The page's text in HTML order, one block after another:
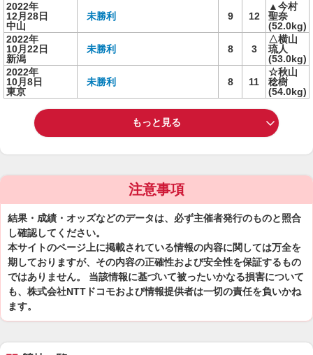
2022年
12月28日
中山
未勝利 9 12
▲今村
聖奈
(52.0kg)
2022年
10月22日
新潟
未勝利 8 3
△横山
琉人
(53.0kg)
2022年
10月8日
東京
未勝利 8 11
☆秋山
稔樹
(54.0kg)
もっと見る
注意事項
結果・成績・オッズなどのデータは、必ず主催者発行のものと照合
し確認してください。
本サイトのページ上に掲載されている情報の内容に関しては万全を
期しておりますが、その内容の正確性および安全性を保証するもの
ではありません。 当該情報に基づいて被ったいかなる損害について
も、株式会社NTTドコモおよび情報提供者は一切の責任を負いかね
ます。